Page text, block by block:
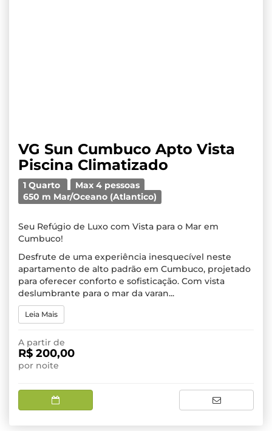
VG Sun Cumbuco Apto Vista
Piscina Climatizado
1 Quarto
Max 4 pessoas
650 m Mar/Oceano (Atlantico)
Seu Refúgio de Luxo com Vista para o Mar em
Cumbuco!
Desfrute de uma experiência inesquecível neste
apartamento de alto padrão em Cumbuco, projetado
para oferecer conforto e sofisticação. Com vista
deslumbrante para o mar da varan...
Leia Mais
A partir de
R$ 200,00
por noite